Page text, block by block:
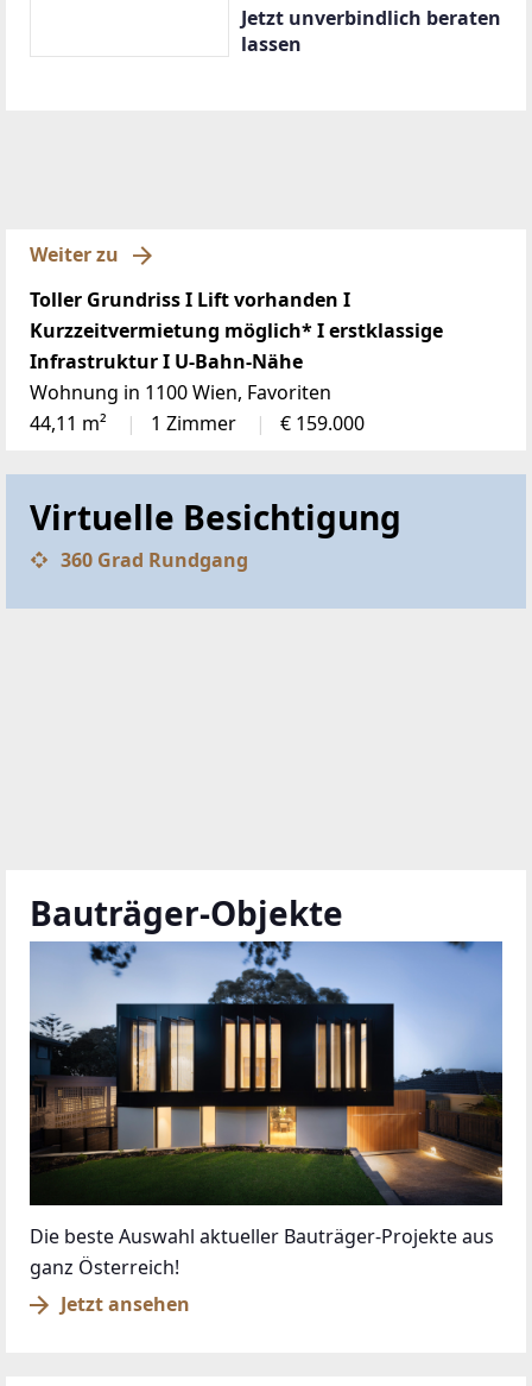
Jetzt unverbindlich beraten
lassen
Weiter zu
Toller Grundriss I Lift vorhanden I
Kurzzeitvermietung möglich* I erstklassige
Infrastruktur I U-Bahn-Nähe
Wohnung in 1100 Wien, Favoriten
44,11 m²
1 Zimmer € 159.000
Virtuelle Besichtigung
360 Grad Rundgang
Bauträger-Objekte
Die beste Auswahl aktueller Bauträger-Projekte aus
ganz Österreich!
Jetzt ansehen